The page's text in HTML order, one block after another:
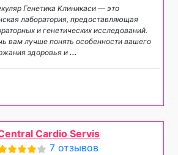
Генетика Клиникаси — это
лаборатория, предоставляющая
и генетических исследований.
вам лучше понять особенности вашего
здоровья и ...
Cardio Servis
7 отзывов